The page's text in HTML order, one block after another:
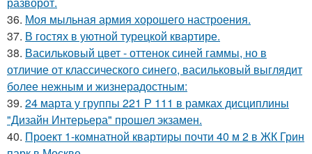
36. Моя мыльная армия хорошего настроения.
37. В гостях в уютной турецкой квартире.
38. Васильковый цвет - оттенок синей гаммы, но в
отличие от классического синего, васильковый выглядит
более нежным и жизнерадостным:
39. 24 марта у группы 221 Р 111 в рамках дисциплины
"Дизайн Интерьера" прошел экзамен.
40. Проект 1-комнатной квартиры почти 40 м 2 в ЖК Грин